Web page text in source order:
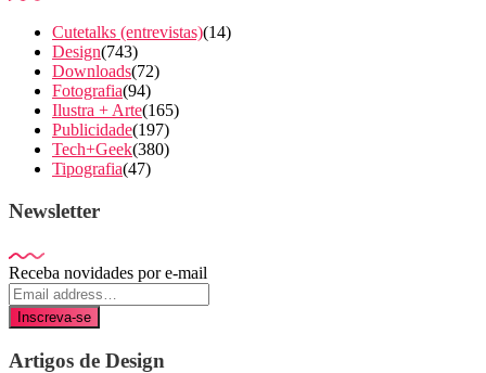
Cutetalks (entrevistas)(14)
Design(743)
Downloads(72)
Fotografia(94)
Ilustra + Arte(165)
Publicidade(197)
Tech+Geek(380)
Tipografia(47)
Newsletter
Receba novidades por e-mail
Inscreva-se
Artigos de Design